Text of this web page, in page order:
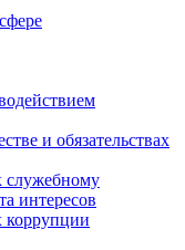
и обязательствах
служебному
интересов
коррупции